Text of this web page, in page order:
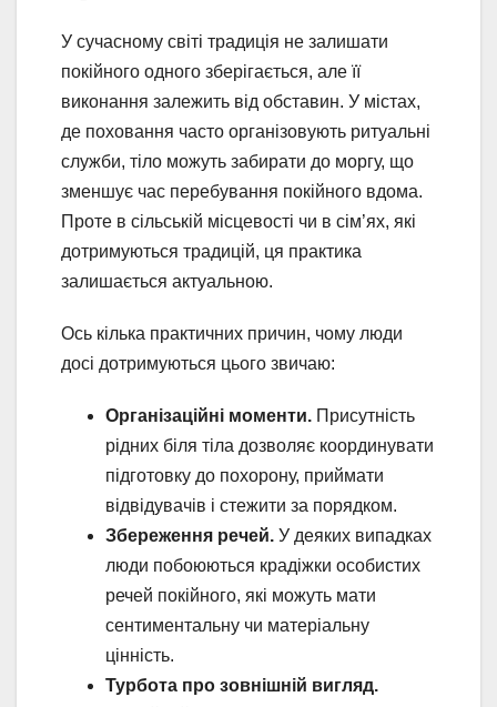
У сучасному світі традиція не залишати
покійного одного зберігається, але її
виконання залежить від обставин. У містах,
де поховання часто організовують ритуальні
служби, тіло можуть забирати до моргу, що
зменшує час перебування покійного вдома.
Проте в сільській місцевості чи в сім’ях, які
дотримуються традицій, ця практика
залишається актуальною.
Ось кілька практичних причин, чому люди
досі дотримуються цього звичаю:
Організаційні моменти. Присутність
рідних біля тіла дозволяє координувати
підготовку до похорону, приймати
відвідувачів і стежити за порядком.
Збереження речей. У деяких випадках
люди побоюються крадіжки особистих
речей покійного, які можуть мати
сентиментальну чи матеріальну
цінність.
Турбота про зовнішній вигляд.